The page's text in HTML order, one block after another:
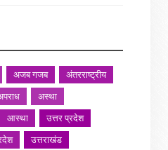
अजब गजब
अंतरराष्ट्रीय
अस्था
आस्था
उत्तर प्रदेश
उत्तराखंड